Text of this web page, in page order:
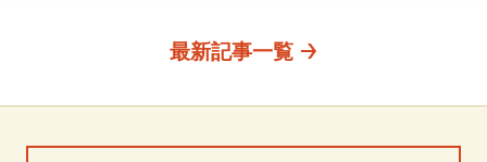
最新記事一覧